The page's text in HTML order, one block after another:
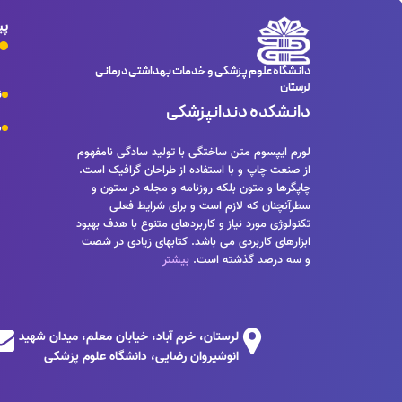
بیشتری را برای طراحان رایانه ای علی الخصوص طراحان
داشت که تمام و دشواری موجود در ارائه راهکارها و شرایط
و جوابگوی سوالات پیوسته اهل دنیای موجود طراحی اساسا
دانشگاه علوم پزشکی و خدمات بهداشتی درمانی
لرستان
دانشکده دندانپزشکی
لورم ایپسوم متن ساختگی با تولید سادگی نامفهوم
از صنعت چاپ و با استفاده از طراحان گرافیک است.
چاپگرها و متون بلکه روزنامه و مجله در ستون و
سطرآنچنان که لازم است و برای شرایط فعلی
تکنولوژی مورد نیاز و کاربردهای متنوع با هدف بهبود
ابزارهای کاربردی می باشد. کتابهای زیادی در شصت
و سه درصد گذشته است. بیشتر
لرستان، خرم آباد، خیابان معلم، میدان شهید
انوشیروان رضایی، دانشگاه علوم پزشکی